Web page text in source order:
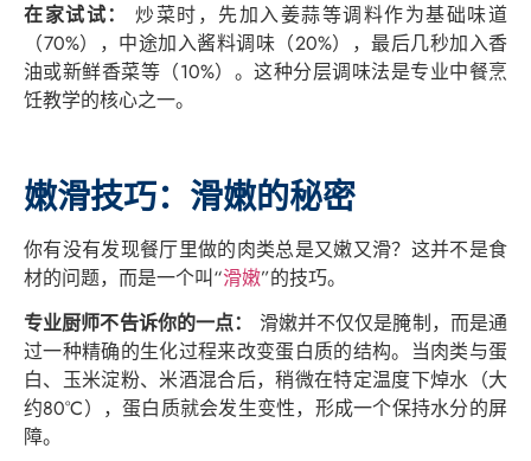
在家试试：
炒菜时，先加入姜蒜等调料作为基础味道
（70%），中途加入酱料调味（20%），最后几秒加入香
油或新鲜香菜等（10%）。这种分层调味法是专业中餐烹
饪教学的核心之一。
嫩滑技巧：滑嫩的秘密
你有没有发现餐厅里做的肉类总是又嫩又滑？这并不是食
材的问题，而是一个叫“滑嫩”的技巧。
专业厨师不告诉你的一点：
滑嫩并不仅仅是腌制，而是通
过一种精确的生化过程来改变蛋白质的结构。当肉类与蛋
白、玉米淀粉、米酒混合后，稍微在特定温度下焯水（大
约80°C），蛋白质就会发生变性，形成一个保持水分的屏
障。